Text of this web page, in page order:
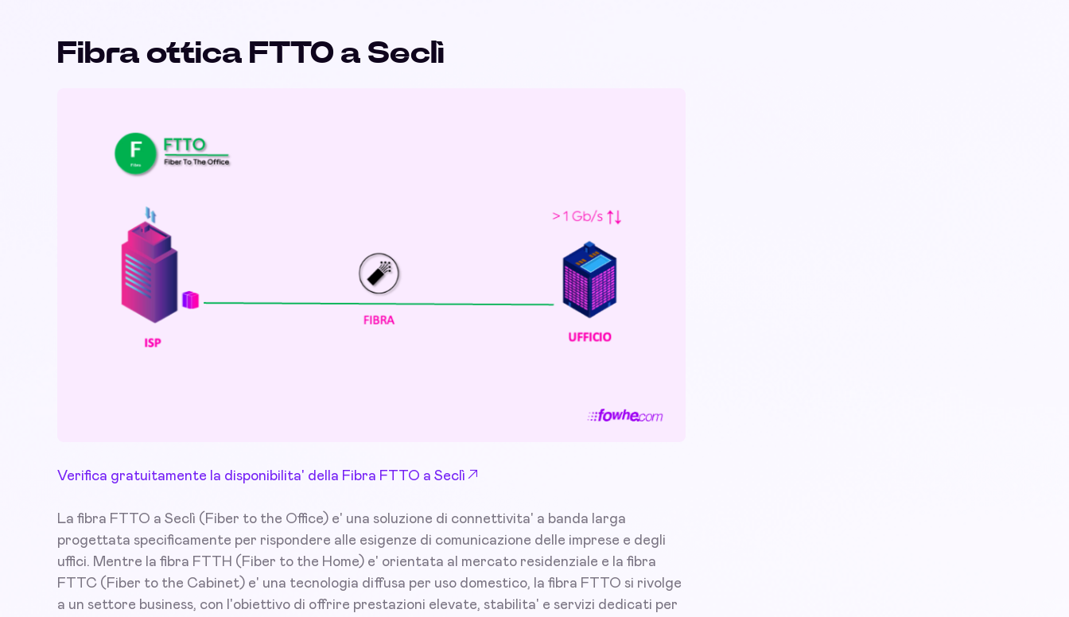
Fibra ottica FTTO a Seclì
Verifica gratuitamente la disponibilita' della Fibra FTTO a Seclì
La fibra FTTO a Seclì (Fiber to the Office) e' una soluzione di connettivita' a banda larga
progettata specificamente per rispondere alle esigenze di comunicazione delle imprese e degli
uffici. Mentre la fibra FTTH (Fiber to the Home) e' orientata al mercato residenziale e la fibra
FTTC (Fiber to the Cabinet) e' una tecnologia diffusa per uso domestico, la fibra FTTO si rivolge
a un settore business, con l'obiettivo di offrire prestazioni elevate, stabilita' e servizi dedicati per